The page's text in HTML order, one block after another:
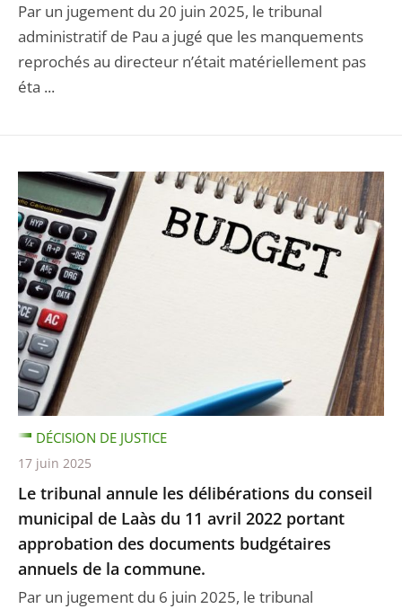
Par un jugement du 20 juin 2025, le tribunal
administratif de Pau a jugé que les manquements
reprochés au directeur n’était matériellement pas
éta ...
Le tribunal annule les délibérations du conseil
municipal de Laàs du 11 avril 2022 portant
approbation des documents budgétaires
annuels de la commune.
Par un jugement du 6 juin 2025, le tribunal
DÉCISION DE JUSTICE
17 juin 2025